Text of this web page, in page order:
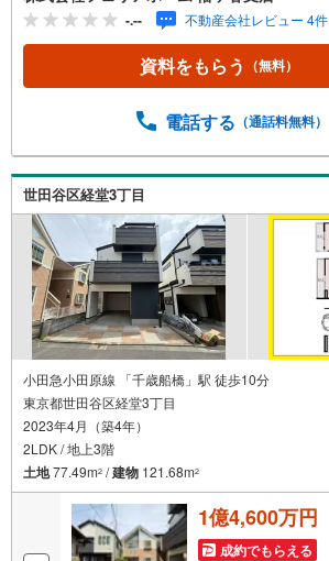
-.-- 不動産会社レビュー 4件
資料をもらう （無料）
電話する （通話料無料）
世田谷区経堂3丁目
小田急小田原線 「千歳船橋」駅 徒歩10分
東京都世田谷区経堂3丁目
2023年4月（築4年）
2LDK / 地上3階
土地77.49m2 /建物 121.68m2
1億4,600万円
成約でもらえる